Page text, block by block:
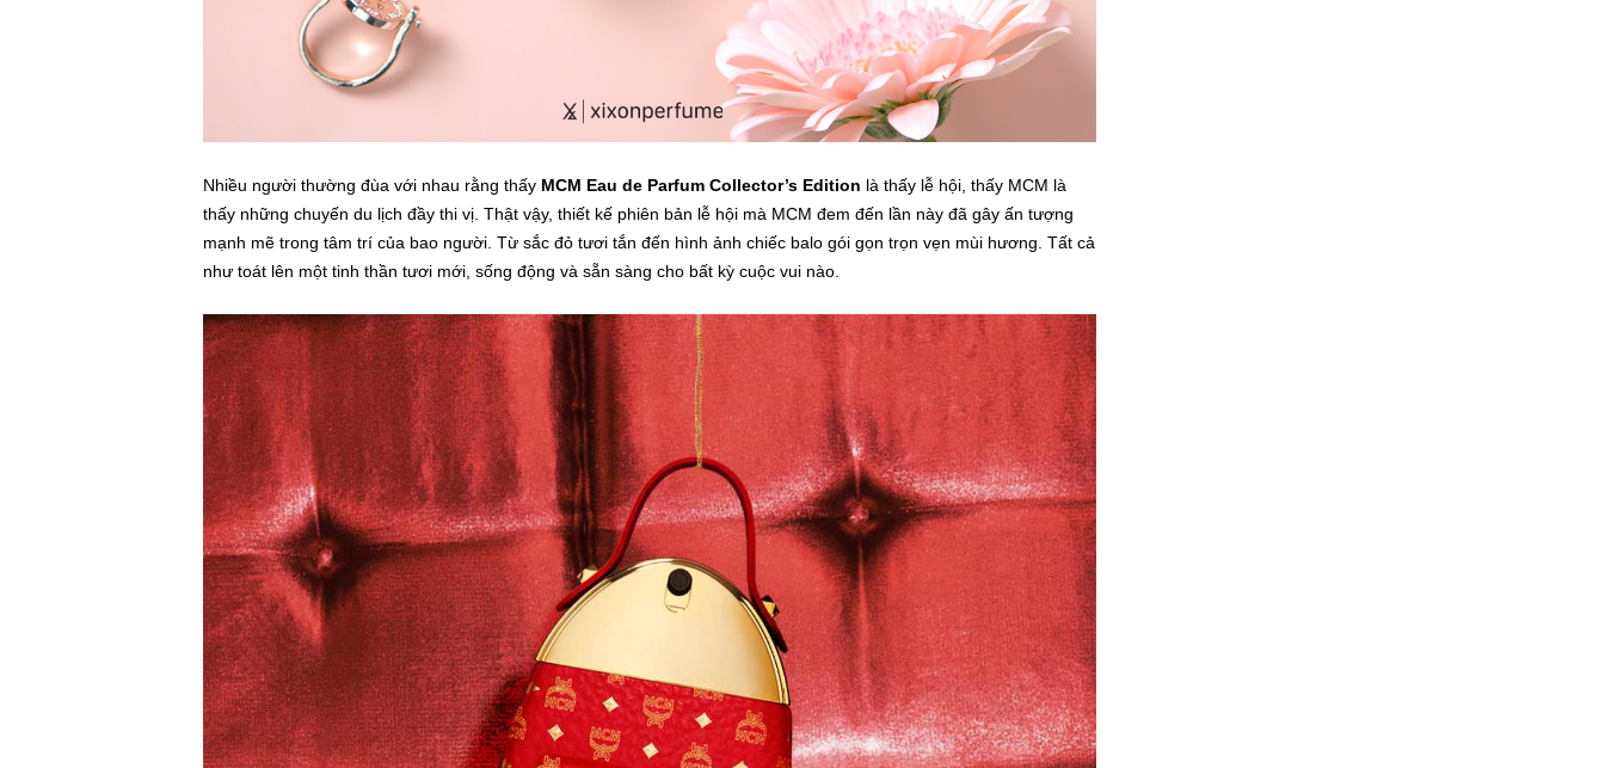
Nhiều người thường đùa với nhau rằng thấy MCM Eau de Parfum Collector’s Edition là thấy lễ hội, thấy MCM là
thấy những chuyến du lịch đầy thi vị. Thật vậy, thiết kế phiên bản lễ hội mà MCM đem đến lần này đã gây ấn tượng
mạnh mẽ trong tâm trí của bao người. Từ sắc đỏ tươi tắn đến hình ảnh chiếc balo gói gọn trọn vẹn mùi hương. Tất cả
như toát lên một tinh thần tươi mới, sống động và sẵn sàng cho bất kỳ cuộc vui nào.